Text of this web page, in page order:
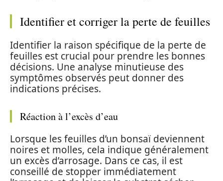
Identifier et corriger la perte de feuilles
Identifier la raison spécifique de la perte de
feuilles est crucial pour prendre les bonnes
décisions. Une analyse minutieuse des
symptômes observés peut donner des
indications précises.
Réaction à l’excès d’eau
Lorsque les feuilles d’un bonsaï deviennent
noires et molles, cela indique généralement
un excès d’arrosage. Dans ce cas, il est
conseillé de stopper immédiatement